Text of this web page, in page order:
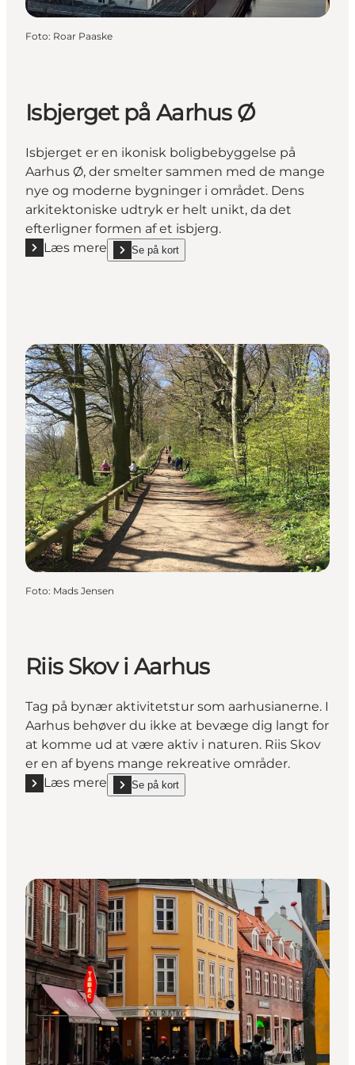
Foto: Roar Paaske
Isbjerget på Aarhus Ø
Isbjerget er en ikonisk boligbebyggelse på
Aarhus Ø, der smelter sammen med de mange
nye og moderne bygninger i området. Dens
arkitektoniske udtryk er helt unikt, da det
efterligner formen af et isbjerg.
Læs mere
Læs mere "Isbjerget på Aarhus Ø"
Se på kort
show Isbjerget på Aarhus Ø on_map
Foto: Mads Jensen
Riis Skov i Aarhus
Tag på bynær aktivitetstur som aarhusianerne. I
Aarhus behøver du ikke at bevæge dig langt for
at komme ud at være aktiv i naturen. Riis Skov
er en af byens mange rekreative områder.
Læs mere
Læs mere "Riis Skov i Aarhus"
Se på kort
show Riis Skov i Aarhus on_map